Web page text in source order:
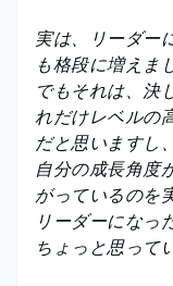
実は、リーダー
も格段に増えま
でもそれは、決
れだけレベルの
だと思いますし、
自分の成長角度
がっているのを
リーダーになっ
ちょっと思って